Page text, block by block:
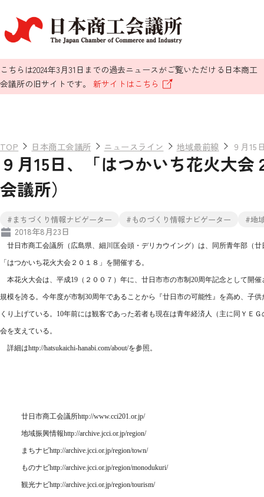
こちらは2024年3月31日までの過去ニュースがご覧いただける日本商工
会議所の旧サイトです。 新サイトはこちら
TOP 日本商工会議所 ニュースライン 地域最前線 ９月15
９月15日、「はつかいち花火大
会議所）
#まちづくり情報ナビゲーター #ものづくり情報ナビゲーター #地
2018年8月23日
廿日市商工会議所（広島県、細川匡会頭・デリカウイング）は、同所青年部（
「はつかいち花火大会２０１８」を開催する。
本花火大会は、平成19 （２００７）年に、廿日市市の市制 20周年記念として開
規模を誇る。今年度が市制 30周年であることから『廿日市の可能性』を高め、子
くり上げている。 10年前には観客であった若者も現在は青年経済人（主に同ＹＥ
会を支えている。
詳細はhttp://hatsukaichi-hanabi.com/about/を参照。
廿日市商工会議所http://www.cci201.or.jp/
地域振興情報http://archive.jcci.or.jp/region/
まちナビhttp://archive.jcci.or.jp/region/town/
ものナビhttp://archive.jcci.or.jp/region/monodukuri/
観光ナビhttp://archive.jcci.or.jp/region/tourism/